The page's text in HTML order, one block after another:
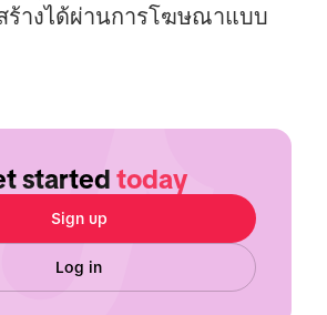
ร้างได้ผ่านการโฆษณาแบบ
started today
Sign up
Log in